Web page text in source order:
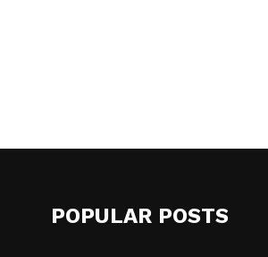
POPULAR POSTS